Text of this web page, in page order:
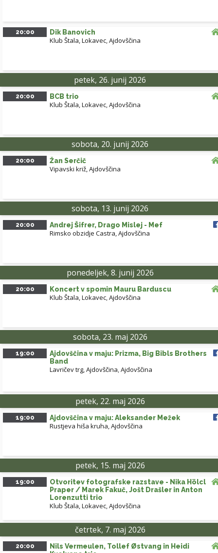
20:00 Dik Banovich
Klub Štala, Lokavec,Ajdovščina
petek, 26. junij 2026
20:00 BCB trio
Klub Štala, Lokavec,Ajdovščina
sobota, 20. junij 2026
20:00 Žan Serčič
Vipavski križ, Ajdovščina
sobota, 13. junij 2026
20:00 Andrej Šifrer, Drago Mislej - Mef
Rimsko obzidje Castra, Ajdovščina
ponedeljek, 8. junij 2026
20:00 Koncert v spomin Mauru Barduscu
Klub Štala, Lokavec,Ajdovščina
sobota, 23. maj 2026
19:00
Ajdovščina v maju: Prizma, Big Bibls Brothers
Band
Lavričev trg, Ajdovščina,Ajdovščina
petek, 22. maj 2026
19:00 Ajdovščina v maju: Aleksander Mežek
Rustjeva hiša kruha, Ajdovščina
petek, 15. maj 2026
19:00
Otvoritev fotografske razstave - Nika Hölcl
Praper / Marek Fakuč, Jošt Drašler in Anton
Lorenzutti trio
Klub Štala, Lokavec,Ajdovščina
četrtek, 7. maj 2026
20:00
Nils Vermeulen, Tollef Østvang in Heidi